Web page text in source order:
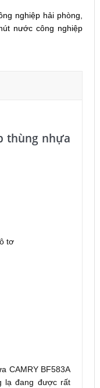
nghiệp hải phòng
nước công nghiệp
thùng nhựa
tơ
CAMRY BF583A
lạ đang được rất